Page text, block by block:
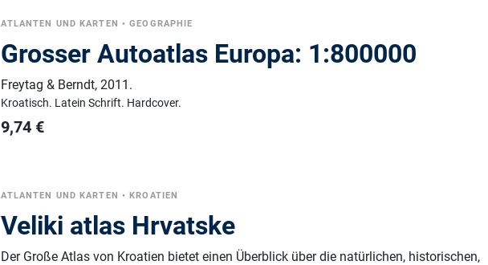
ATLANTEN UND KARTEN •GEOGRAPHIE
Grosser Autoatlas Europa: 1:800000
Freytag & Berndt,2011.
Kroatisch. Latein Schrift. Hardcover.
9,74 €
ATLANTEN UND KARTEN •KROATIEN
Veliki atlas Hrvatske
Der Große Atlas von Kroatien bietet einen Überblick über die natürlichen, historischen,